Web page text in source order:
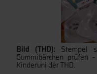
Bild (THD): Stempel
Gummibärchen prüfen
Kinderuni der THD.